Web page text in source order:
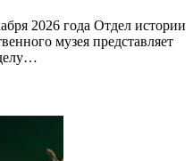
2026 года Отдел истории
музея представляет